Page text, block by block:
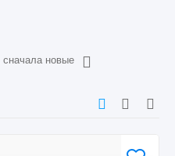
сначала новые